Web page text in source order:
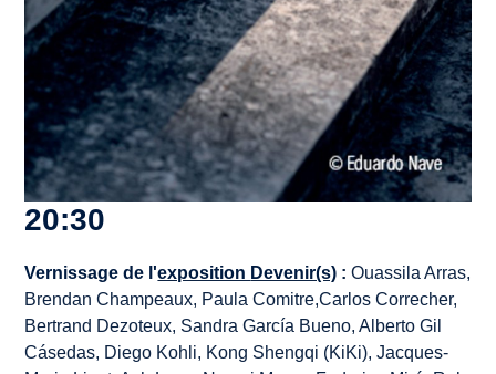
20:30
Vernissage de l'exposition Devenir(s) : Ouassila Arras,
Brendan Champeaux, Paula Comitre,Carlos Correcher,
Bertrand Dezoteux, Sandra García Bueno, Alberto Gil
Cásedas, Diego Kohli, Kong Shengqi (KiKi), Jacques-